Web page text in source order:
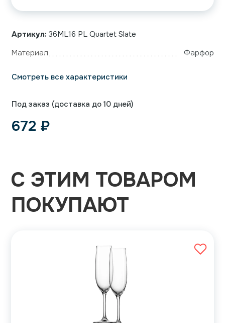
Артикул: 36ML16 PL Quartet Slate
Материал
Фарфор
Смотреть все характеристики
Под заказ (доставка до 10 дней)
672 ₽
С ЭТИМ ТОВАРОМ
ПОКУПАЮТ